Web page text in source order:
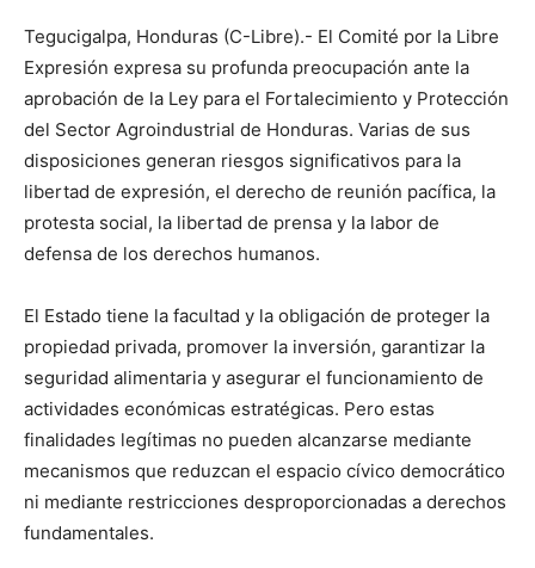
Tegucigalpa, Honduras (C-Libre).- El Comité por la Libre
Expresión expresa su profunda preocupación ante la
aprobación de la Ley para el Fortalecimiento y Protección
del Sector Agroindustrial de Honduras. Varias de sus
disposiciones generan riesgos significativos para la
libertad de expresión, el derecho de reunión pacífica, la
protesta social, la libertad de prensa y la labor de
defensa de los derechos humanos.
El Estado tiene la facultad y la obligación de proteger la
propiedad privada, promover la inversión, garantizar la
seguridad alimentaria y asegurar el funcionamiento de
actividades económicas estratégicas. Pero estas
finalidades legítimas no pueden alcanzarse mediante
mecanismos que reduzcan el espacio cívico democrático
ni mediante restricciones desproporcionadas a derechos
fundamentales.